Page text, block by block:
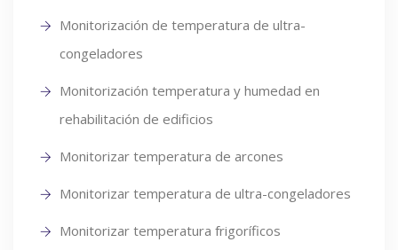
Monitorización de temperatura de ultra-
congeladores
Monitorización temperatura y humedad en
rehabilitación de edificios
Monitorizar temperatura de arcones
Monitorizar temperatura de ultra-congeladores
Monitorizar temperatura frigoríficos